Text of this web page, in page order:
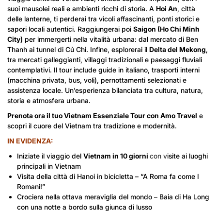
suoi mausolei reali e ambienti ricchi di storia. A Hoi An, città
delle lanterne, ti perderai tra vicoli affascinanti, ponti storici e
sapori locali autentici. Raggiungerai poi Saigon (Ho Chi Minh
City) per immergerti nella vitalità urbana: dal mercato di Ben
Thanh ai tunnel di Củ Chi. Infine, esplorerai il Delta del Mekong,
tra mercati galleggianti, villaggi tradizionali e paesaggi fluviali
contemplativi. Il tour include guide in italiano, trasporti interni
(macchina privata, bus, voli), pernottamenti selezionati e
assistenza locale. Un’esperienza bilanciata tra cultura, natura,
storia e atmosfera urbana.
Prenota ora il tuo Vietnam Essenziale Tour con Amo Travel e
scopri il cuore del Vietnam tra tradizione e modernità.
IN EVIDENZA:
Iniziate il viaggio del Vietnam in 10 giorni con visite ai luoghi
principali in Vietnam
Visita della città di Hanoi in bicicletta – “A Roma fa come I
Romani!”
Crociera nella ottava meraviglia del mondo – Baia di Ha Long
con una notte a bordo sulla giunca di lusso